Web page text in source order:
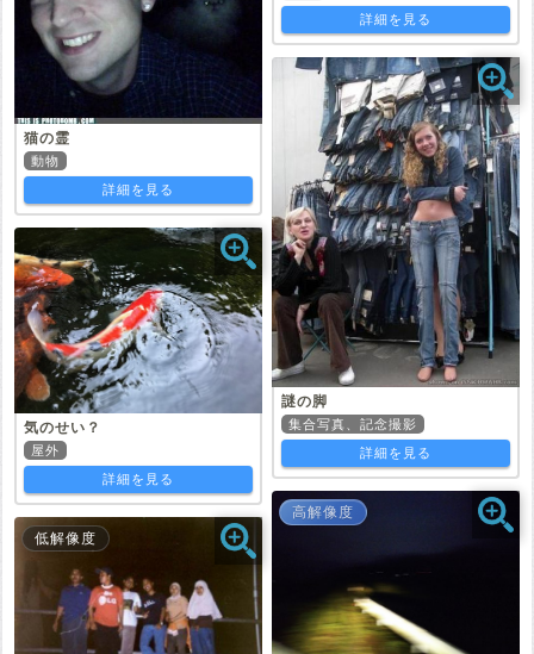
猫の霊
動物
詳細を見る
気のせい？
屋外
詳細を見る
低解像度
詳細を見る
謎の脚
集合写真、記念撮影
詳細を見る
高解像度